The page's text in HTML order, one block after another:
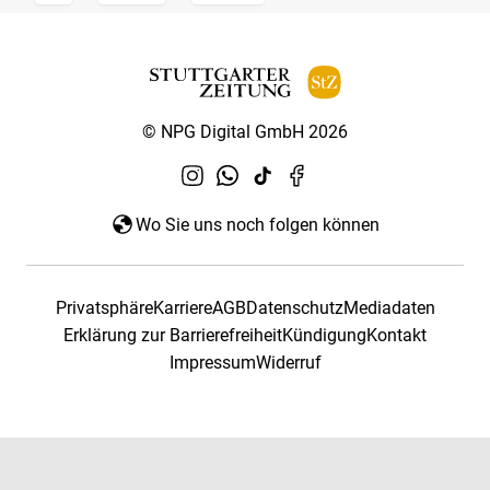
© NPG Digital GmbH 2026
Wo Sie uns noch folgen können
PrivatsphäreKarriereAGBDatenschutzMediadaten
Erklärung zur BarrierefreiheitKündigungKontakt
ImpressumWiderruf